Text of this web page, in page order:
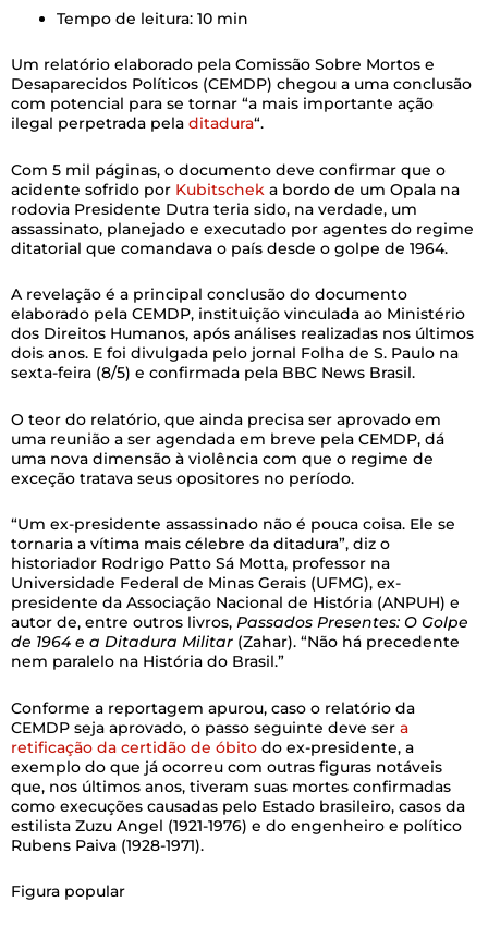
Tempo de leitura: 10 min
Um relatório elaborado pela Comissão Sobre Mortos e
Desaparecidos Políticos (CEMDP) chegou a uma conclusão
com potencial para se tornar “a mais importante ação
ilegal perpetrada pela ditadura“.
Com 5 mil páginas, o documento deve confirmar que o
acidente sofrido por Kubitschek a bordo de um Opala na
rodovia Presidente Dutra teria sido, na verdade, um
assassinato, planejado e executado por agentes do regime
ditatorial que comandava o país desde o golpe de 1964.
A revelação é a principal conclusão do documento
elaborado pela CEMDP, instituição vinculada ao Ministério
dos Direitos Humanos, após análises realizadas nos últimos
dois anos. E foi divulgada pelo jornal Folha de S. Paulo na
sexta-feira (8/5) e confirmada pela BBC News Brasil.
O teor do relatório, que ainda precisa ser aprovado em
uma reunião a ser agendada em breve pela CEMDP, dá
uma nova dimensão à violência com que o regime de
exceção tratava seus opositores no período.
“Um ex-presidente assassinado não é pouca coisa. Ele se
tornaria a vítima mais célebre da ditadura”, diz o
historiador Rodrigo Patto Sá Motta, professor na
Universidade Federal de Minas Gerais (UFMG), ex-
presidente da Associação Nacional de História (ANPUH) e
autor de, entre outros livros, Passados Presentes: O Golpe
de 1964 e a Ditadura Militar (Zahar). “Não há precedente
nem paralelo na História do Brasil.”
Conforme a reportagem apurou, caso o relatório da
CEMDP seja aprovado, o passo seguinte deve ser a
retificação da certidão de óbito do ex-presidente, a
exemplo do que já ocorreu com outras figuras notáveis
que, nos últimos anos, tiveram suas mortes confirmadas
como execuções causadas pelo Estado brasileiro, casos da
estilista Zuzu Angel (1921-1976) e do engenheiro e político
Rubens Paiva (1928-1971).
Figura popular